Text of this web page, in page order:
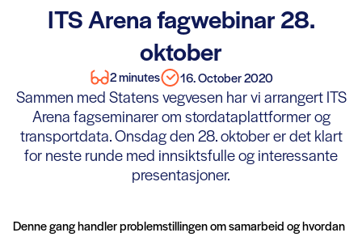
ITS Arena fagwebinar 28.
oktober
2 minutes 16. October 2020
Sammen med Statens vegvesen har vi arrangert ITS
Arena fagseminarer om stordataplattformer og
transportdata. Onsdag den 28. oktober er det klart
for neste runde med innsiktsfulle og interessante
presentasjoner.
Denne gang handler problemstillingen om samarbeid og hvordan